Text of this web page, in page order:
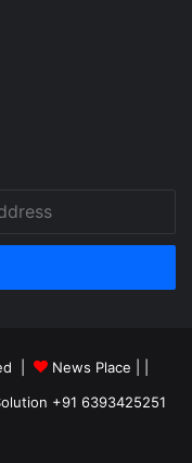
| News Place |
+91 6393425251